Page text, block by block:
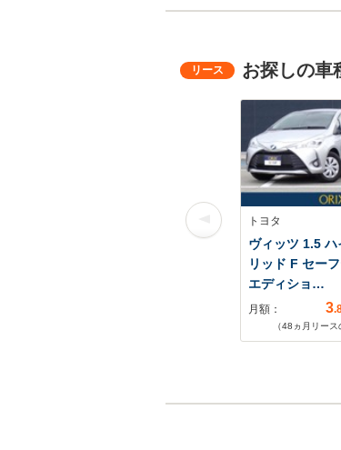
お探しの車
トヨタ
ヴィッツ 1.5 ハ
リッド F セー
エディショ…
月額： 3
（48 ヵ月リース